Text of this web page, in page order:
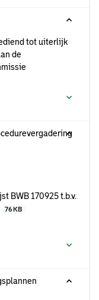
tot uiterlijk
de
BWB 170925 t.b.v.
76 KB